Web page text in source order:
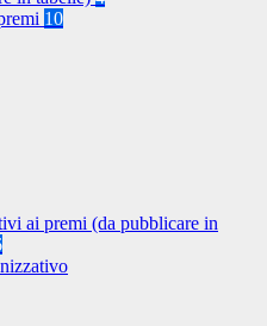
10
ai premi (da pubblicare in